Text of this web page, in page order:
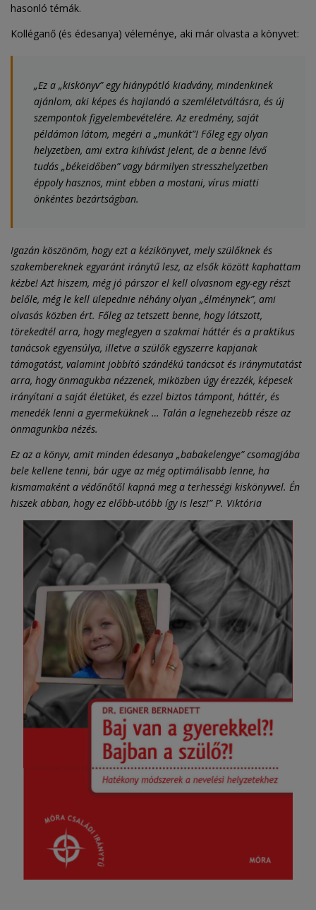
hasonló témák.
Kolléganő (és édesanya) véleménye, aki már olvasta a könyvet:
„Ez a „kiskönyv” egy hiánypótló kiadvány, mindenkinek
ajánlom, aki képes és hajlandó a szemléletváltásra, és új
szempontok figyelembevételére. Az eredmény, saját
példámon látom, megéri a „munkát”! Főleg egy olyan
helyzetben, ami extra kihívást jelent, de a benne lévő
tudás „békeidőben” vagy bármilyen stresszhelyzetben
éppoly hasznos, mint ebben a mostani, vírus miatti
önkéntes bezártságban.
Igazán köszönöm, hogy ezt a kézikönyvet, mely szülőknek és
szakembereknek egyaránt iránytű lesz, az elsők között kaphattam
kézbe! Azt hiszem, még jó párszor el kell olvasnom egy-egy részt
belőle, még le kell ülepednie néhány olyan „élménynek”, ami
olvasás közben ért. Főleg az tetszett benne, hogy látszott,
törekedtél arra, hogy meglegyen a szakmai háttér és a praktikus
tanácsok egyensúlya, illetve a szülők egyszerre kapjanak
támogatást, valamint jobbító szándékú tanácsot és iránymutatást
arra, hogy önmagukba nézzenek, miközben úgy érezzék, képesek
irányítani a saját életüket, és ezzel biztos támpont, háttér, és
menedék lenni a gyermeküknek … Talán a legnehezebb része az
önmagunkba nézés.
Ez az a könyv, amit minden édesanya „babakelengye” csomagjába
bele kellene tenni, bár ugye az még optimálisabb lenne, ha
kismamaként a védőnőtől kapná meg a terhességi kiskönyvvel. Én
hiszek abban, hogy ez előbb-utóbb így is lesz!” P. Viktória